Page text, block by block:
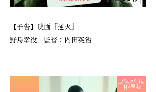
【予告】映画『逆火』
野島幸役 監督：内田英治